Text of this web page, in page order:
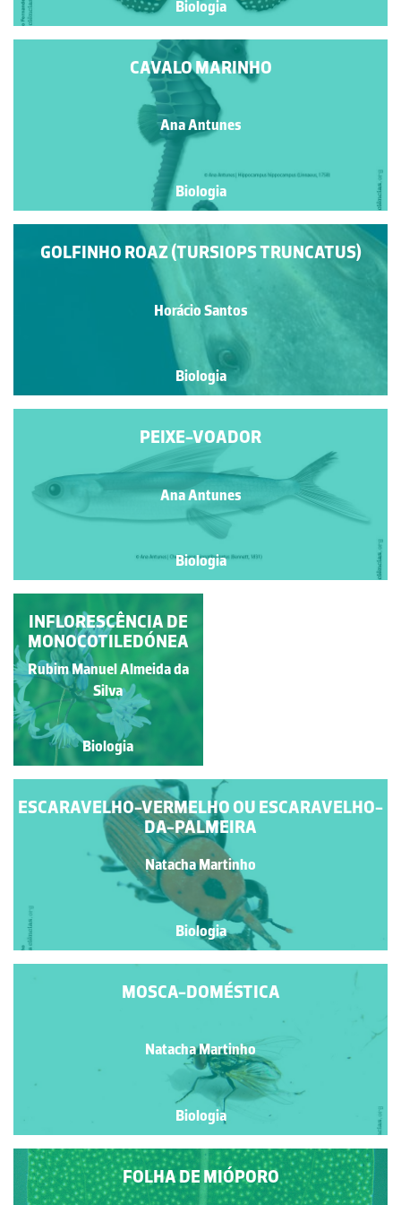
Biologia
CAVALO MARINHO
Ana Antunes
Biologia
GOLFINHO ROAZ (TURSIOPS TRUNCATUS)
Horácio Santos
Biologia
PEIXE-VOADOR
Ana Antunes
Biologia
ESCARAVELHO-
VERMELHO
Natacha Martinho
Biologia
ESCARAVELHO-VERMELHO OU ESCARAVELHO-
DA-PALMEIRA
Natacha Martinho
Biologia
MOSCA-DOMÉSTICA
Natacha Martinho
Biologia
INFLORESCÊNCIA DE
MONOCOTILEDÓNEA
Rubim Manuel Almeida da
Silva
Biologia
FOLHA DE MIÓPORO